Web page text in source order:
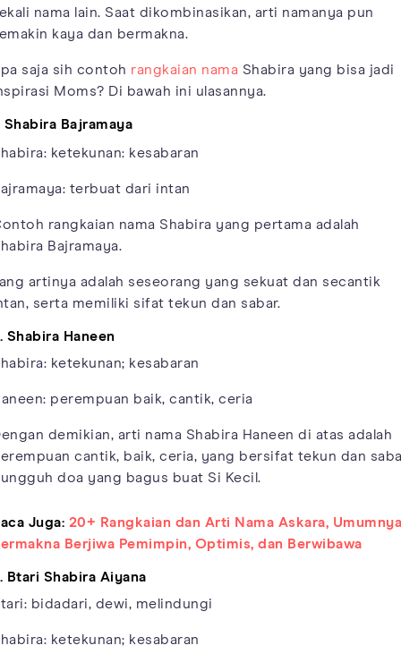
nama lain. Saat dikombinasikan, arti namanya pun
kaya dan bermakna.
saja sih contoh rangkaian nama Shabira yang bisa jadi
Moms? Di bawah ini ulasannya.
Shabira Bajramaya
ketekunan: kesabaran
terbuat dari intan
rangkaian nama Shabira yang pertama adalah
Bajramaya.
artinya adalah seseorang yang sekuat dan secantik
serta memiliki sifat tekun dan sabar.
Shabira Haneen
ketekunan; kesabaran
perempuan baik, cantik, ceria
demikian, arti nama Shabira Haneen di atas adalah
cantik, baik, ceria, yang bersifat tekun dan
doa yang bagus buat Si Kecil.
Juga: 20+ Rangkaian dan Arti Nama Askara, Umumnya
Berjiwa Pemimpin, Optimis, dan Berwibawa
Btari Shabira Aiyana
bidadari, dewi, melindungi
ketekunan; kesabaran